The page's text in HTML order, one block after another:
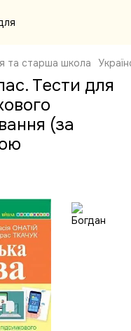
та старша школа
Тести для
(за